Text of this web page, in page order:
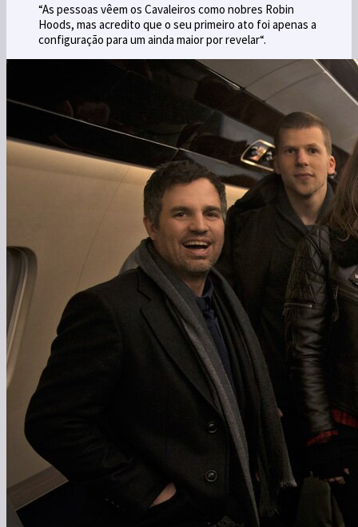
“As pessoas vêem os Cavaleiros como nobres Robin
Hoods, mas acredito que o seu primeiro ato foi apenas a
configuração para um ainda maiorporrevelar“.